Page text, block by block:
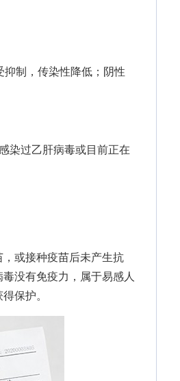
制，传染性降低；阴性
过乙肝病毒或目前正在
或接种疫苗后未产生抗
没有免疫力，属于易感人
保护。